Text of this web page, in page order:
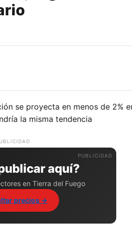
se proyecta en menos de 2%
la misma tendencia
PUBLICIDAD
aquí?
en Tierra del Fuego
precios →